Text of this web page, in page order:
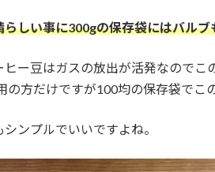
らしい事に300gの保存袋にはバル
ヒー豆はガスの放出が活発なので
の方だけですが100均の保存袋でこ
ンプルでいいですよね。